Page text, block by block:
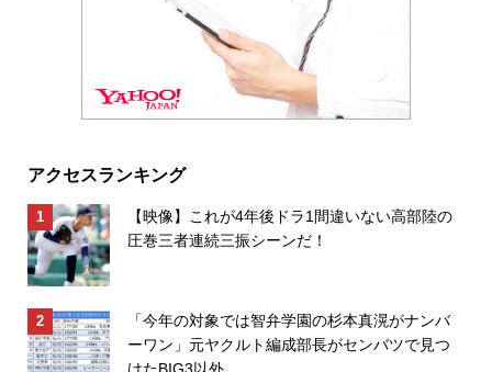
アクセスランキング
【映像】これが4年後ドラ1間違いない高部陸の
圧巻三者連続三振シーンだ！
「今年の対象では智弁学園の杉本真滉がナンバ
ーワン」元ヤクルト編成部長がセンバツで見つ
けたBIG3以外...